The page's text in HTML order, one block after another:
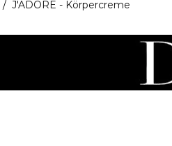
J'ADORE - Körpercreme